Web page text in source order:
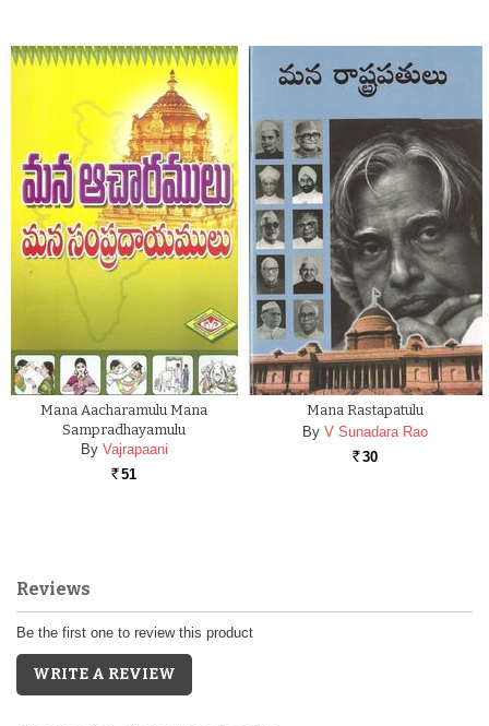
Mana Aacharamulu Mana
Sampradhayamulu
By Vajrapaani
Rs. 51
Mana Rastapatulu
By V Sunadara Rao
Rs. 30
Reviews
Be the first one to review this product
WRITE A REVIEW